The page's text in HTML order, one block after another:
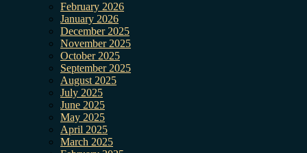
February 2026
January 2026
December 2025
November 2025
October 2025
September 2025
August 2025
July 2025
June 2025
May 2025
April 2025
March 2025